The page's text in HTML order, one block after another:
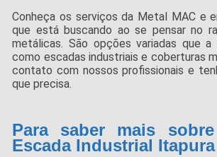
Conheça os serviços da Metal MAC e
que está buscando ao se pensar no
metálicas. São opções variadas que
como escadas industriais e coberturas
contato com nossos profissionais e
que precisa.
Para saber mais
Escada Industrial Itapura